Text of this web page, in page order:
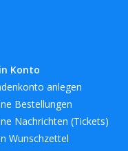
Konto
anlegen
Bestellungen
Nachrichten (Tickets)
Wunschzettel